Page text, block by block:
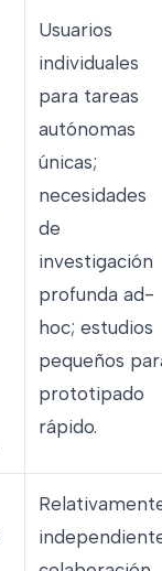
Usuarios
individuales
para tareas
autónomas
únicas;
necesidades
de
investigación
profunda ad-
hoc; estudios
pequeños
prototipado
rápido.